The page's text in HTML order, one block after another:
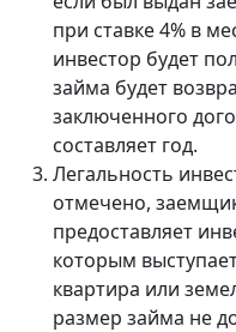
при ставке 4% в
инвестор будет
займа будет
заключенного
составляет год.
Легальность
отмечено,
предоставляет
которым
квартира или
размер займа не